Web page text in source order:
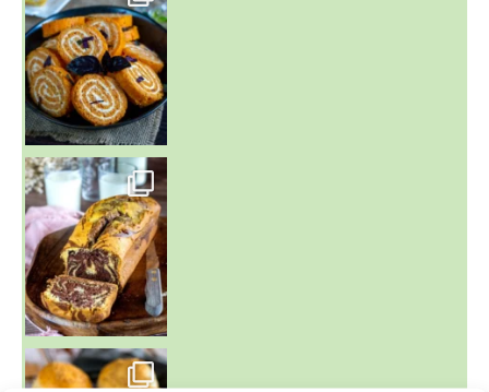
~ BUNS MAISON ~
Un peu de boulange par ici au